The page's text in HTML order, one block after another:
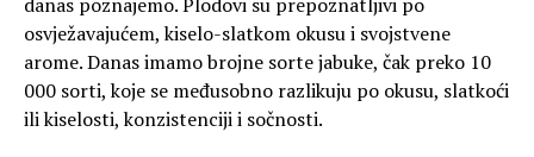
osvježavajućem, kiselo-slatkom okusu i svojstvene
arome. Danas imamo brojne sorte jabuke, čak preko 10
000 sorti, koje se međusobno razlikuju po okusu, slatkoći
ili kiselosti, konzistenciji i sočnosti.